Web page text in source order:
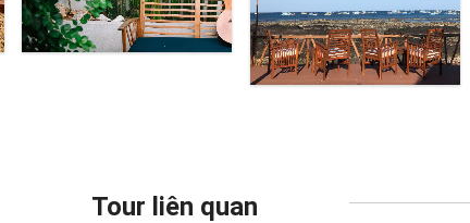
Tour liên quan